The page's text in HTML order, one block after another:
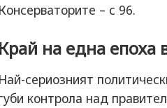
Консерваторите – с 96.
Край на една епоха
Най-сериозният
контрола над